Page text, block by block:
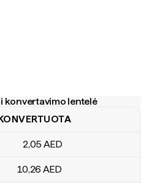
konvertavimo lentelė
lentelė
2,05 AED
10,26 AED